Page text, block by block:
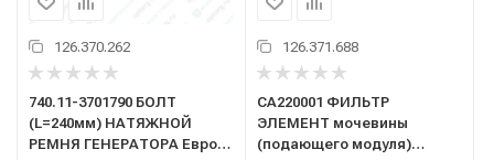
126.370.262
740.11-3701790 БОЛТ
(L=240мм) НАТЯЖНОЙ
РЕМНЯ ГЕНЕРАТОРА Евро1
126.371.688
СА220001 ФИЛЬТР
ЭЛЕМЕНТ мочевины
(подающего модуля)